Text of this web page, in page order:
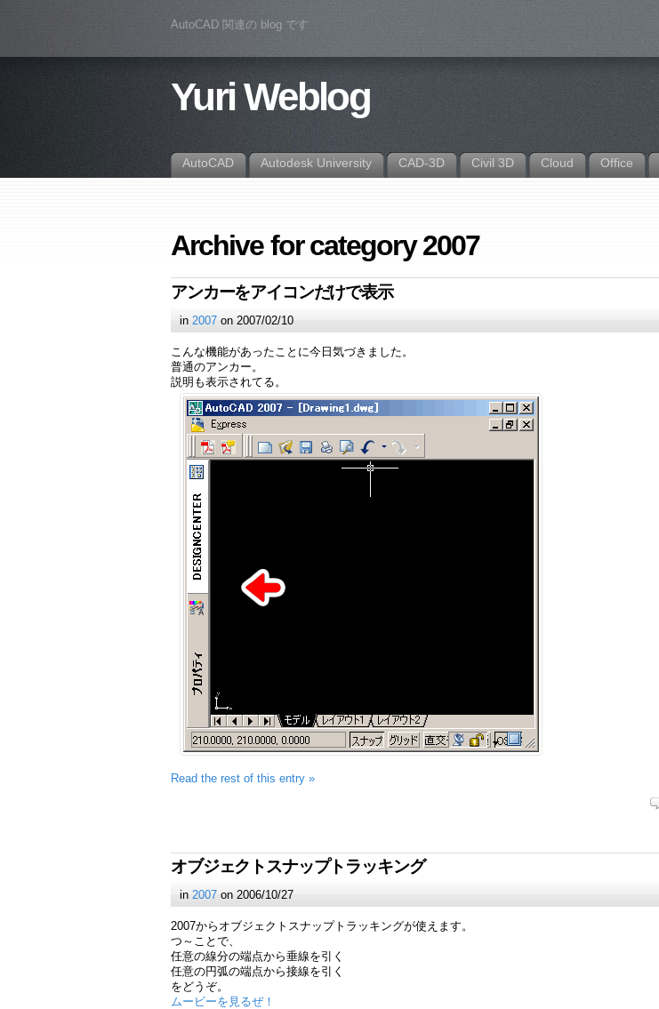
AutoCAD 関連の blog です
Yuri Weblog
AutoCAD Autodesk University CAD-3D Civil 3D Cloud Office
Archive for category 2007
アンカーをアイコンだけで表示
in 2007 on 2007/02/10
こんな機能があったことに今日気づきました。
普通のアンカー。
説明も表示されてる。
Read the rest of this entry »
オブジェクトスナップトラッキング
in 2007 on 2006/10/27
2007からオブジェクトスナップトラッキングが使えます。
つ～ことで、
任意の線分の端点から垂線を引く
任意の円弧の端点から接線を引く
をどうぞ。
ムービーを見るぜ！